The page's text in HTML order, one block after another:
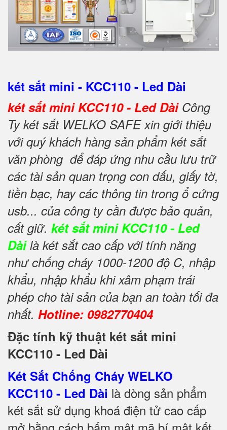
két sắt mini - KCC110 - Led Dài
két sắt mini KCC110 - Led Dài Công
Ty két sắt WELKO SAFE xin giới thiệu
với quý khách hàng sản phẩm két sắt
văn phòng để đáp ứng nhu cầu lưu trữ
các tài sản quan trọng con dấu, giấy tờ,
tiền bạc, hay các thông tin trong ổ cứng
usb... của công ty cần được bảo quản,
cất giữ. két sắt mini KCC110 - Led
Dàilà két sắt cao cấp với tính năng
như chống cháy 1000-1200 độ C, nhập
khẩu, nhập khẩu khi xâm phạm trái
phép cho tài sản của bạn an toàn tối đa
nhất. Hotline: 0982770404
Đặc tính kỹ thuật két sắt mini
KCC110 - Led Dài
Két Sắt Chống Cháy WELKO
KCC110 - Led Dài là dòng sản phẩm
két sắt sử dụng khoá điện tử cao cấp